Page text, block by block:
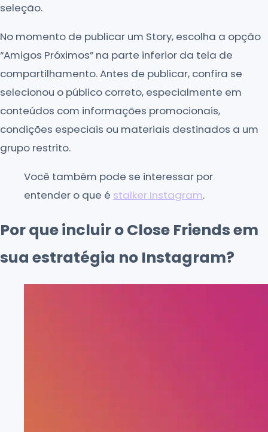
seleção.
No momento de publicar um Story, escolha a opção
“Amigos Próximos” na parte inferior da tela de
compartilhamento. Antes de publicar, confira se
selecionou o público correto, especialmente em
conteúdos com informações promocionais,
condições especiais ou materiais destinados a um
grupo restrito.
Você também pode se interessar por
entender o que é stalker Instagram.
Por que incluir o Close Friends em
sua estratégia no Instagram?